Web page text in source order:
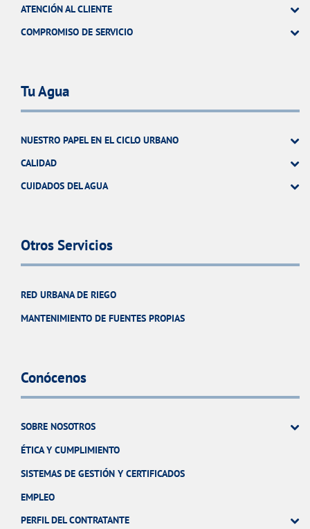
ATENCIÓN AL CLIENTE
COMPROMISO DE SERVICIO
Tu Agua
NUESTRO PAPEL EN EL CICLO URBANO
CALIDAD
CUIDADOS DEL AGUA
Otros Servicios
RED URBANA DE RIEGO
MANTENIMIENTO DE FUENTES PROPIAS
Conócenos
SOBRE NOSOTROS
ÉTICA Y CUMPLIMIENTO
SISTEMAS DE GESTIÓN Y CERTIFICADOS
EMPLEO
PERFIL DEL CONTRATANTE